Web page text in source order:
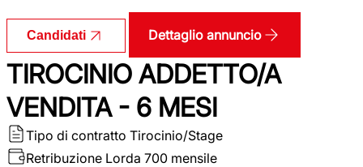
Candidati Dettaglio annuncio
TIROCINIO ADDETTO/A
VENDITA - 6 MESI
Tipo di contratto Tirocinio/Stage
Retribuzione Lorda 700 mensile